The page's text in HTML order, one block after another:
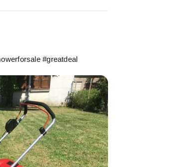
#greatdeal